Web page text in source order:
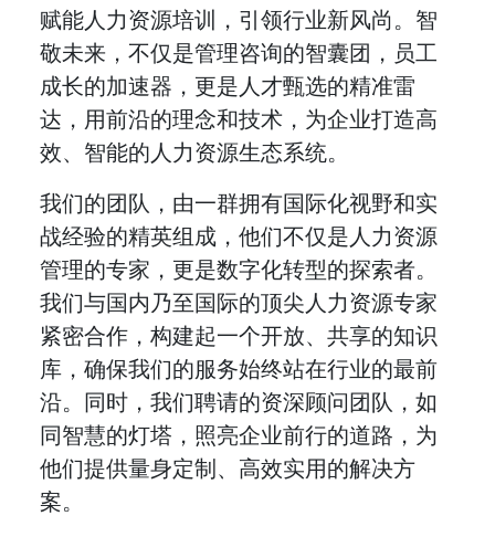
赋能人力资源培训，引领行业新风尚。智
敬未来，不仅是管理咨询的智囊团，员工
成长的加速器，更是人才甄选的精准雷
达，用前沿的理念和技术，为企业打造高
效、智能的人力资源生态系统。
我们的团队，由一群拥有国际化视野和实
战经验的精英组成，他们不仅是人力资源
管理的专家，更是数字化转型的探索者。
我们与国内乃至国际的顶尖人力资源专家
紧密合作，构建起一个开放、共享的知识
库，确保我们的服务始终站在行业的最前
沿。同时，我们聘请的资深顾问团队，如
同智慧的灯塔，照亮企业前行的道路，为
他们提供量身定制、高效实用的解决方
案。